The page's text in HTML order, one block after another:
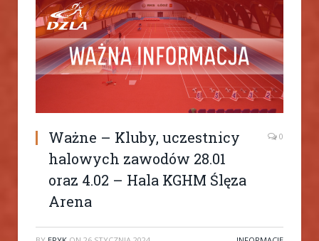
Ważne – Kluby, uczestnicy
halowych zawodów 28.01
oraz 4.02 – Hala KGHM Ślęza
Arena
0